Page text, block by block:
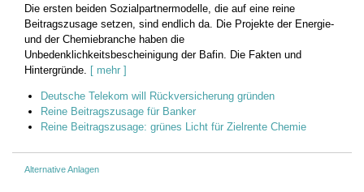
Die ersten beiden Sozialpartnermodelle, die auf eine reine
Beitragszusage setzen, sind endlich da. Die Projekte der Energie-
und der Chemiebranche haben die
Unbedenklichkeitsbescheinigung der Bafin. Die Fakten und
Hintergründe. [ mehr ]
Deutsche Telekom will Rückversicherung gründen
Reine Beitragszusage für Banker
Reine Beitragszusage: grünes Licht für Zielrente Chemie
Alternative Anlagen